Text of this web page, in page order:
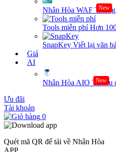
Nhân Hòa WAF New
Tools miễn phíHơn
SnapKey Viết lại văn
Giá
AI
Nhân Hòa AIO New
Tối ưu
Ưu đãi
Tài khoản
0
Quét mã QR để tải về Nhân Hòa
APP